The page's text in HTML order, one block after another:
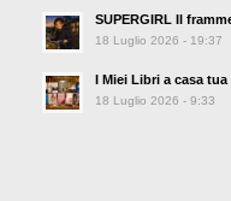
SUPERGIRL Il
18 Luglio 2026 - 19:37
I Miei Libri a casa tua
18 Luglio 2026 - 9:33